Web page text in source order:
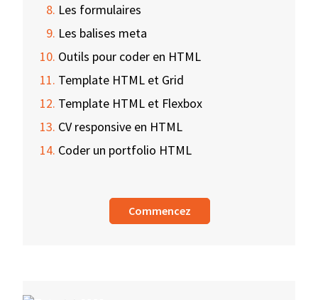
Les formulaires
Les balises meta
Outils pour coder en HTML
Template HTML et Grid
Template HTML et Flexbox
CV responsive en HTML
Coder un portfolio HTML
Commencez